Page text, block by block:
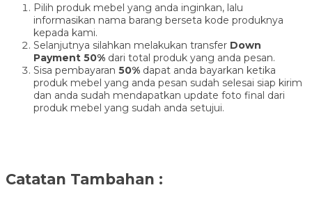
Pilih produk mebel yang anda inginkan, lalu
informasikan nama barang berseta kode produknya
kepada kami.
Selanjutnya silahkan melakukan transfer Down
Payment 50% dari total produk yang anda pesan.
Sisa pembayaran 50% dapat anda bayarkan ketika
produk mebel yang anda pesan sudah selesai siap kirim
dan anda sudah mendapatkan update foto final dari
produk mebel yang sudah anda setujui.
Catatan Tambahan :